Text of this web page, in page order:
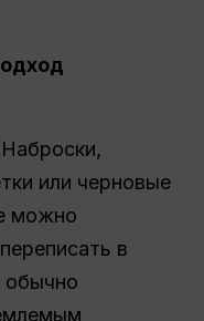
или черновые
можно
в
обычно